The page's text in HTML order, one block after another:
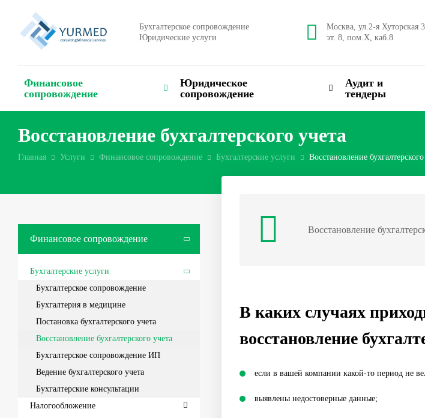
Бухгалтерское сопровождение
Юридические услуги
Москва, ул.2-я Хуторская
эт. 8, пом.X, каб.8
Финансовое
сопровождение
Юридическое
сопровождение
Аудит и
тендеры
Восстановление бухгалтерского учета
Главная Услуги Финансовое сопровождение Бухгалтерские услуги Восстановление
Финансовое сопровождение
Бухгалтерские услуги
Бухгалтерское сопровождение
Бухгалтерия в медицине
Постановка бухгалтерского учета
Восстановление бухгалтерского учета
Бухгалтерское сопровождение ИП
Ведение бухгалтерского учета
Бухгалтерские консультации
Налогообложение
Восстановление
В каких случаях
восстановление
если в вашей компании какой-то период не
выявлены недостоверные данные;